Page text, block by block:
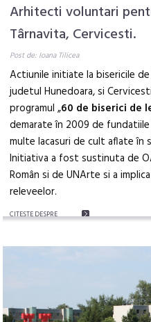
Arhitecti voluntari
Târnavita, Cervicesti.
Post de: Ioana Tilicea
Actiunile initiate la bisericile
judetul Hunedoara, si
programul „60 de biserici de
demarate în 2009 de
multe lacasuri de cult aflate în
Initiativa a fost sustinuta de
Român si de UNArte si a
releveelor.
CITEŞTE DESPRE